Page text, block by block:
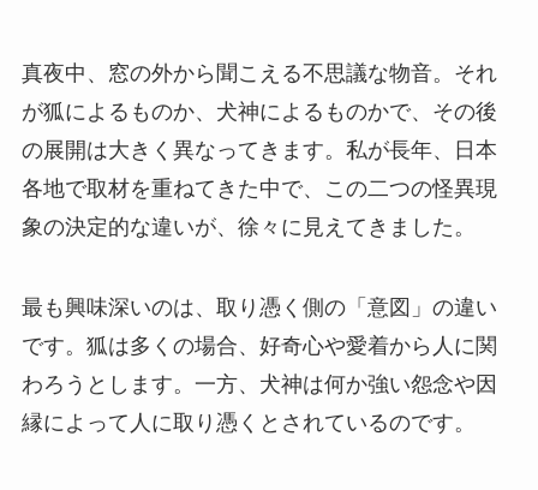
真夜中、窓の外から聞こえる不思議な物音。それ
が狐によるものか、犬神によるものかで、その後
の展開は大きく異なってきます。私が長年、日本
各地で取材を重ねてきた中で、この二つの怪異現
象の決定的な違いが、徐々に見えてきました。
最も興味深いのは、取り憑く側の「意図」の違い
です。狐は多くの場合、好奇心や愛着から人に関
わろうとします。一方、犬神は何か強い怨念や因
縁によって人に取り憑くとされているのです。